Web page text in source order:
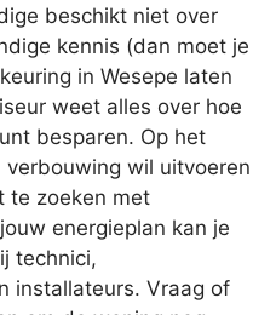
beschikt niet over
kennis (dan moet je
in Wesepe laten
weet alles over hoe
besparen. Op het
wil uitvoeren
te zoeken met
energieplan kan je
technici,
installateurs. Vraag of